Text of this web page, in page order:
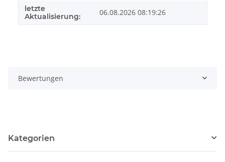
letzte
Aktualisierung:
06.08.2026 08:19:26
Bewertungen
Kategorien